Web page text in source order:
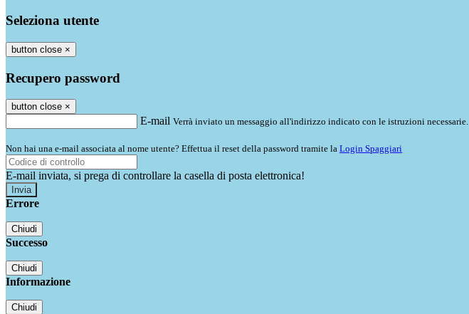
Seleziona utente
button close ×
Recupero password
button close ×
E-mail Verrà inviato un messaggio all'indirizzo indicato con le istruzioni necessarie.
Non hai una e-mail associata al nome utente? Effettua il reset della password tramite la Login Spaggiari
E-mail inviata, si prega di controllare la casella di posta elettronica!
Errore
Chiudi
Successo
Chiudi
Informazione
Chiudi